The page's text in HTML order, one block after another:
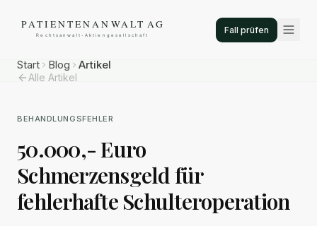
Fall prüfen
Start Blog Artikel
Alle Artikel
BEHANDLUNGSFEHLER
50.000,- Euro
Schmerzensgeld für
fehlerhafte Schulteroperation